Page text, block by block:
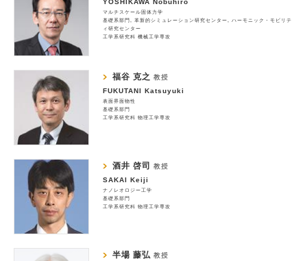
YOSHIKAWA Nobuhiro
マルチスケール固体力学
基礎系部門
革新的シミュレーション研究センター
ハーモニック・モビリテ
ィ研究センター
工学系研究科 機械工学専攻
福谷 克之 教授
FUKUTANI Katsuyuki
表面界面物性
基礎系部門
工学系研究科 物理工学専攻
酒井 啓司 教授
SAKAI Keiji
ナノレオロジー工学
基礎系部門
工学系研究科 物理工学専攻
半場 藤弘 教授